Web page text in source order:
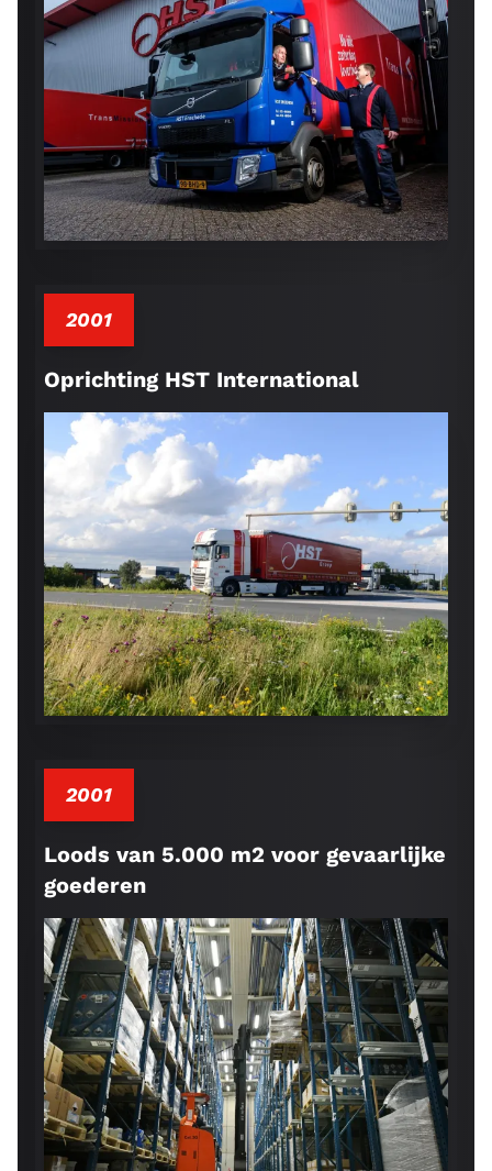
2001
Oprichting HST International
2001
Loods van 5.000 m2 voor gevaarlijke
goederen